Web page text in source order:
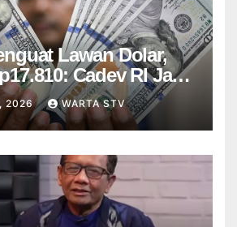
Lawan Dolar,
Cadev RI Jadi
2026 WARTA STV